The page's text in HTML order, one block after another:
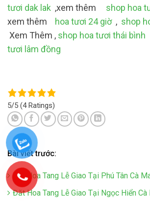
tươi dak lak ,xem thêm shop hoa
xem thêm hoa tươi 24 giờ , shop
Xem Thêm , shop hoa tươi thái bình
tươi lâm đồng
5/5 (4 Ratings)
Bài viết trước:
Đăt Hoa Tang Lễ Giao Tại Phú Tân Cà
Đăt Hoa Tang Lễ Giao Tại Ngọc Hiển Cà